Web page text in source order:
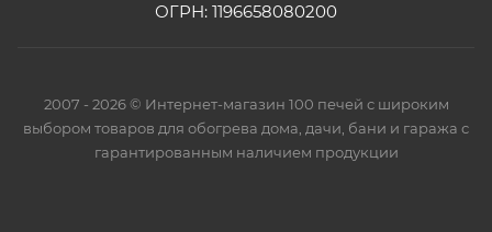
ОГРН: 1196658080200
2007 - 2026 © Интернет-магазин 100 печей с широким
выбором товаров для обогрева дома, дачи, бани и гаража с
гарантированным наличием продукции